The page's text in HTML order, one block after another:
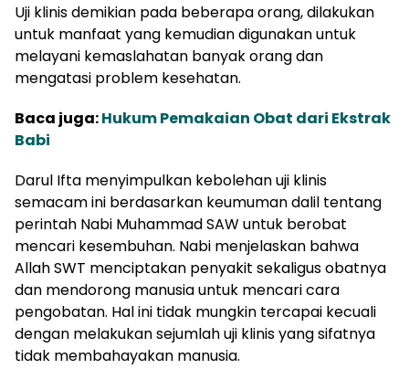
Uji klinis demikian pada beberapa orang, dilakukan
untuk manfaat yang kemudian digunakan untuk
melayani kemaslahatan banyak orang dan
mengatasi problem kesehatan.
Baca juga:Hukum Pemakaian Obat dari Ekstrak
Babi
Darul Ifta menyimpulkan kebolehan uji klinis
semacam ini berdasarkan keumuman dalil tentang
perintah Nabi Muhammad SAW untuk berobat
mencari kesembuhan. Nabi menjelaskan bahwa
Allah SWT menciptakan penyakit sekaligus obatnya
dan mendorong manusia untuk mencari cara
pengobatan. Hal ini tidak mungkin tercapai kecuali
dengan melakukan sejumlah uji klinis yang sifatnya
tidak membahayakan manusia.